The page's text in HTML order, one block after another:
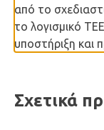
από το
το λογισμικό
υποστήριξη και
Σχετικά